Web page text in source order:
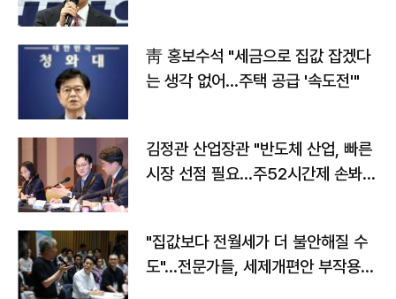
靑 홍보수석 "세금으로 집값 잡겠다
는 생각 없어…주택 공급 '속도전'"
김정관 산업장관 "반도체 산업, 빠른
시장 선점 필요…주52시간제 손봐
"집값보다 전월세가 더 불안해질 수
도"…전문가들, 세제개편안 부작용